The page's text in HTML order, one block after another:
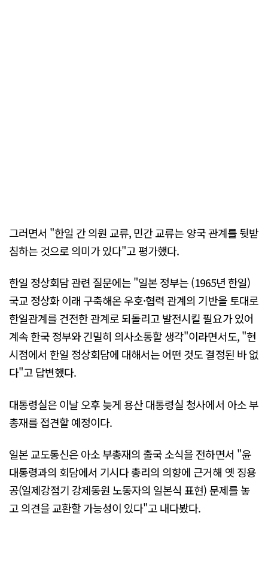
그러면서 "한일 간 의원 교류, 민간 교류는 양국 관계를 뒷받
침하는 것으로 의미가 있다"고 평가했다.
한일 정상회담 관련 질문에는 "일본 정부는 (1965년 한일)
국교 정상화 이래 구축해온 우호·협력 관계의 기반을 토대로
한일관계를 건전한 관계로 되돌리고 발전시킬 필요가 있어
계속 한국 정부와 긴밀히 의사소통할 생각"이라면서도, "현
시점에서 한일 정상회담에 대해서는 어떤 것도 결정된 바 없
다"고 답변했다.
대통령실은 이날 오후 늦게 용산 대통령실 청사에서 아소 부
총재를 접견할 예정이다.
일본 교도통신은 아소 부총재의 출국 소식을 전하면서 "윤
대통령과의 회담에서 기시다 총리의 의향에 근거해 옛 징용
공(일제강점기 강제동원 노동자의 일본식 표현) 문제를 놓
고 의견을 교환할 가능성이 있다"고 내다봤다.